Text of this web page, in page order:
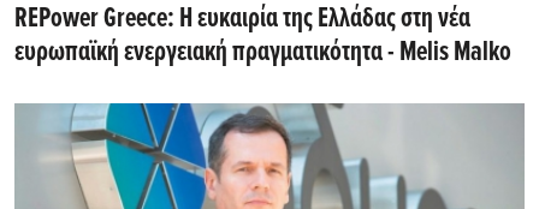
REPower Greece: Η ευκαιρία της Ελλάδας στη νέα
ευρωπαϊκή ενεργειακή πραγματικότητα - Μelis Malko